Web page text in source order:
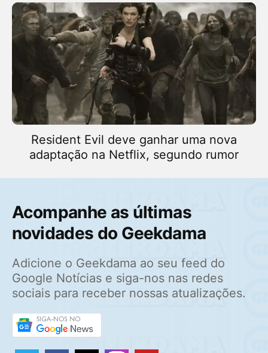
Resident Evil deve ganhar uma nova
adaptação na Netflix, segundo rumor
Acompanhe as últimas
novidades do Geekdama
Adicione o Geekdama ao seu feed do
Google Notícias e siga-nos nas redes
sociais para receber nossas atualizações.